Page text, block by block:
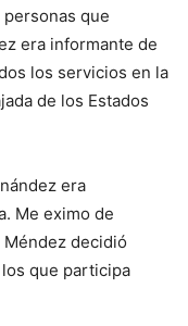
que
era informante de
los servicios en la
de los Estados
era
Me eximo de
decidió
que participa